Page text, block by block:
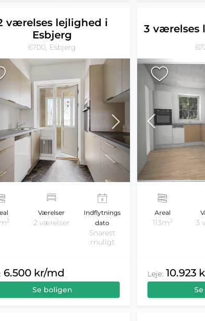
værelses lejlighed i
Esbjerg
6700, Esbjerg
2
Værelser
2 værelser
Indflytnings
dato
Snarest
muligt
6.500 kr/md
Se boligen
3 værelses
Areal
113m2 3
Leje: 10.923